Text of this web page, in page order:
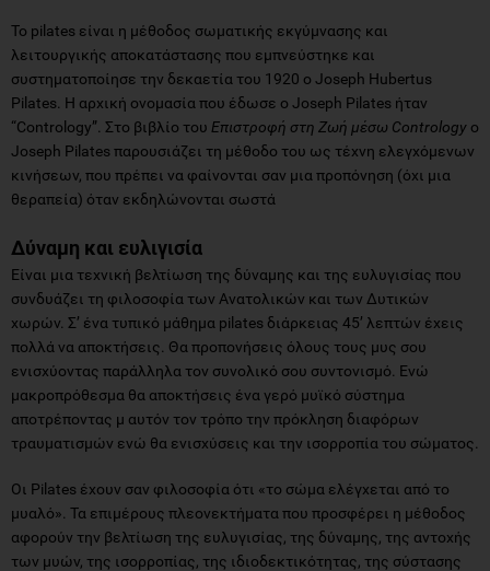
Το pilates είναι η μέθοδος σωματικής εκγύμνασης και
λειτουργικής αποκατάστασης που εμπνεύστηκε και
συστηματοποίησε την δεκαετία του 1920 ο Joseph Hubertus
Pilates. Η αρχική ονομασία που έδωσε ο Joseph Pilates ήταν
“Contrology”. Στο βιβλίο του Επιστροφή στη Ζωή μέσω Contrology ο
Joseph Pilates παρουσιάζει τη μέθοδο του ως τέχνη ελεγχόμενων
κινήσεων, που πρέπει να φαίνονται σαν μια προπόνηση (όχι μια
θεραπεία) όταν εκδηλώνονται σωστά
Δύναμη και ευλιγισία
Είναι μια τεχνική βελτίωση της δύναμης και της ευλυγισίας που
συνδυάζει τη φιλοσοφία των Ανατολικών και των Δυτικών
χωρών. Σ’ ένα τυπικό μάθημα pilates διάρκειας 45’ λεπτών έχεις
πολλά να αποκτήσεις. Θα προπονήσεις όλους τους μυς σου
ενισχύοντας παράλληλα τον συνολικό σου συντονισμό. Ενώ
μακροπρόθεσμα θα αποκτήσεις ένα γερό μυϊκό σύστημα
αποτρέποντας μ αυτόν τον τρόπο την πρόκληση διαφόρων
τραυματισμών ενώ θα ενισχύσεις και την ισορροπία του σώματος.
Oι Pilates έχουν σαν φιλοσοφία ότι «το σώμα ελέγχεται από το
μυαλό». Τα επιμέρους πλεονεκτήματα που προσφέρει η μέθοδος
αφορούν την βελτίωση της ευλυγισίας, της δύναμης, της αντοχής
των μυών, της ισορροπίας, της ιδιοδεκτικότητας, της σύστασης